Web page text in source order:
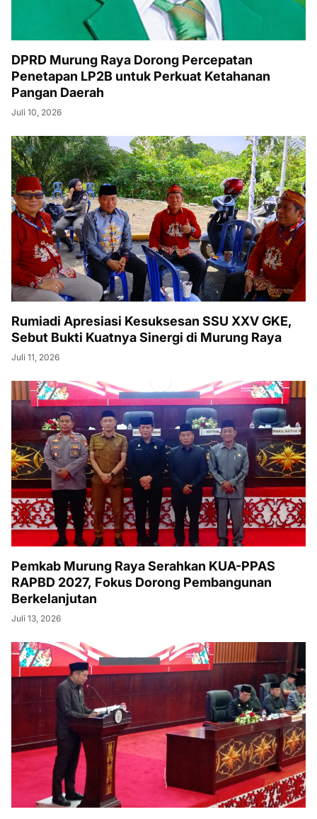
DPRD Murung Raya Dorong Percepatan
Penetapan LP2B untuk Perkuat Ketahanan
Pangan Daerah
Juli 10, 2026
Rumiadi Apresiasi Kesuksesan SSU XXV GKE,
Sebut Bukti Kuatnya Sinergi di Murung Raya
Juli 11, 2026
Pemkab Murung Raya Serahkan KUA-PPAS
RAPBD 2027, Fokus Dorong Pembangunan
Berkelanjutan
Juli 13, 2026